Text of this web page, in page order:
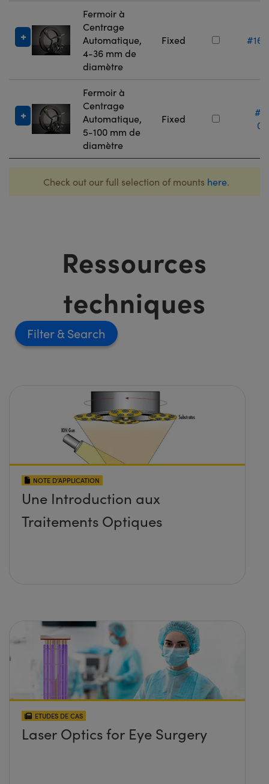
Fermoir à
Centrage
Automatique,
4-36 mm de
diamètre
Fixed #16-
Fermoir à
Centrage
Automatique,
5-100 mm de
diamètre
Fixed
Check out our full selection of mounts here.
Ressources
techniques
Filter
NOTE D’APPLICATION
Une Introduction aux
Traitements Optiques
ETUDES DE CAS
Laser Optics for Eye Surgery